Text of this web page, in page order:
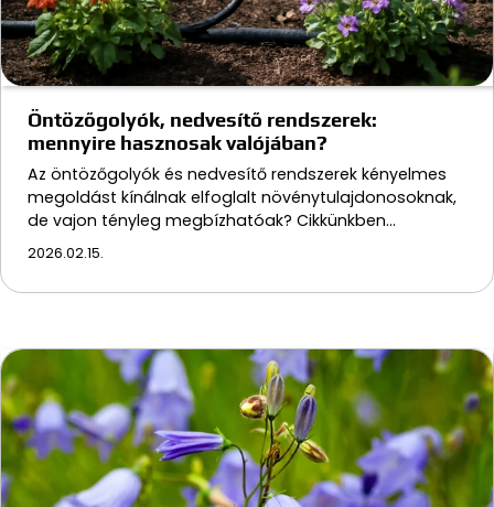
Öntözőgolyók, nedvesítő rendszerek:
mennyire hasznosak valójában?
Az öntözőgolyók és nedvesítő rendszerek kényelmes
megoldást kínálnak elfoglalt növénytulajdonosoknak,
de vajon tényleg megbízhatóak? Cikkünkben…
2026.02.15.